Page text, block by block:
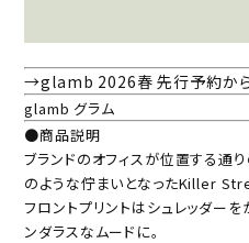
→glamb 2026春 先行予約か
glamb グラム
●商品説明
ブランドのオフィスが位置する通
のような佇まいとなったKiller
フロントプリントはシュレッダー
ンダラスなムードに。